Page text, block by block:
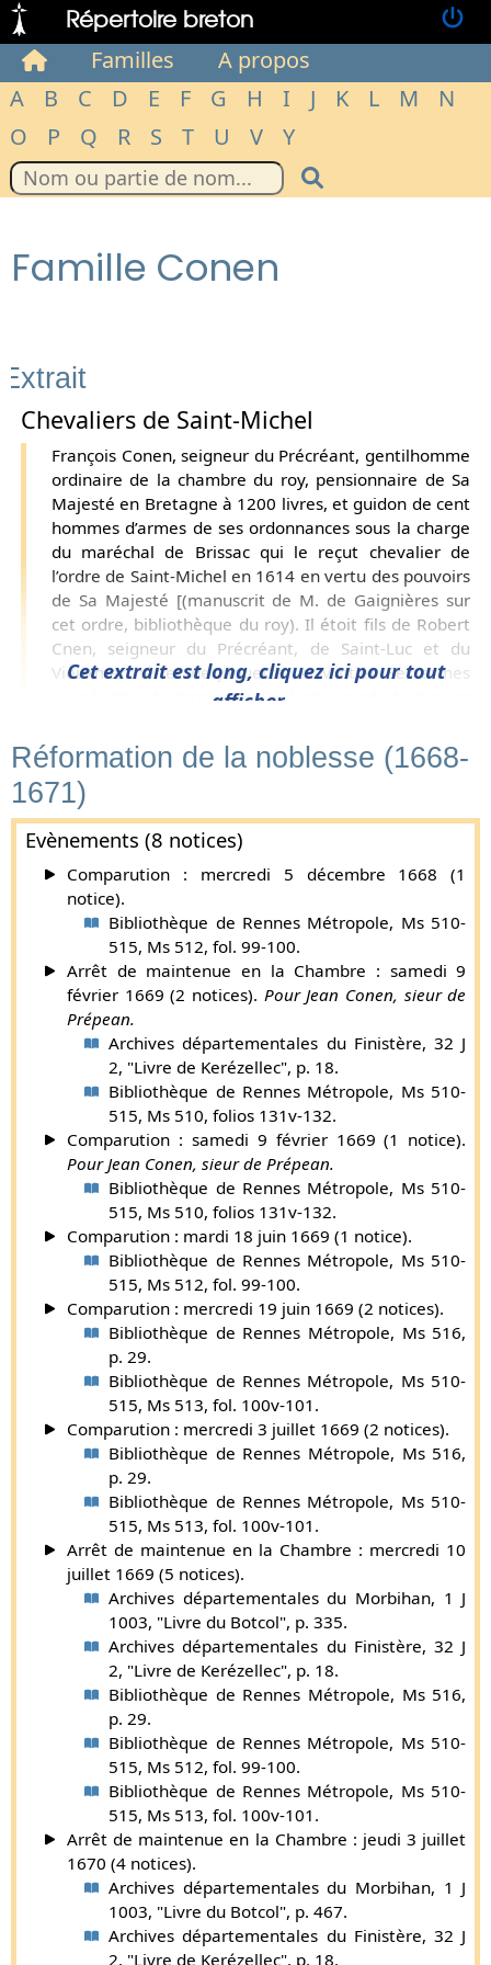
Répertoire breton
Familles
A propos
A
B C D E F G H I J K L M
N
O
P Q R S T U V Y
Famille Conen
Extrait
Chevaliers de Saint-Michel
François Conen, seigneur du Précréant, gentilhomme
ordinaire de la chambre du roy, pensionnaire de Sa
Majesté en Bretagne à 1200 livres, et guidon de cent
hommes d’armes de ses ordonnances sous la charge
du maréchal de Brissac qui le reçut chevalier de
l’ordre de Saint-Michel en 1614 en vertu des pouvoirs
de Sa Majesté [(manuscrit de M. de Gaignières sur
cet ordre, bibliothèque du roy). Il étoit fils de Robert
Cnen, seigneur du Précréant, de Saint-Luc et du
Vieuxmarché, et de Jaquette Le Mintier. Ses armes
coupé d’or et d’argent à un lyon coupé de l’un en
François Conen reçut le collier de Saint-Michel le 15
janvier 1615. Le fonds des Blancs-Manteaux qui contient
les actes relatifs à son entrée dans l’Ordre, renferme
également un certain nombre de pièces qui se rapportent
à lui et à son fils (Fr 22,343, folio 1 à 27). Il avait en 1591 la
garde de la 1recompagnie de la garnison de Guingamp. Il
commanda en la même année l’infanterie tout entière de
cette garnison à la bataille qui fut livrée contre Saint-
Laurens, pour l’obliger à lever le siège de Cesson. « Il y
acquit bien de l’honneur et y fut blessé » (Jean du Matz). Il
reçut en 1598 l’ordre de démolir cette même tour de
Cesson. Le 1
de 1200 livres. Il avait épousé Anne Botherel, fille de Jean
et de Jeanne Ferron ; et ne vivait plus en 1623, date à
laquelle sa femme est tutrice de ses enfants.
Supplément par Gaston de Carné (
Toussaint Conen, seigneur de Précréant et du
Vieuxmarché, grand prévôt de la province de
Bretagne, est qualifiéchevalier de l’ordre du roy dans
un acte du 8 décembre 1652 [énoncé dans un titre
original du 15 novembre 1671. Il étoit fils de François
Conen, seigneur du Précréant, chevalier de l’ordre du
roy, et d’Anne Botherel. Ses armes comme cy
devant.].
Toussaint Conen épousa le 17 février 1631 Barbe Le
Cardinal de Kernier, fille de Lancelot et de Jeanne
Laurence, dame de Kerglas. En 1638 il commandait une
compagnie de mousquetaires à cheval. Il fut nommé
prévôt des maréchaux de Bretagne le 9 décembre 1639, à
la résignation de René Busnel, seigneur des Touches. Il
reçut en 1648 et 1633 plusieurs gratifications des États de
Bretagne. Il avait perdu sa femme en 1649 et vivait encore
en 1671.
Extrait deRecueil historique de l'Ordre de Saint-
Michel, par Jean-François d’Hozier.
Cet extrait est long, cliquez ici pour tout
afficher...
Réformation de la noblesse (1668-
1671)
Evènements (8 notices)
Comparution : mercredi 5 décembre 1668 (1
notice).
Bibliothèque de Rennes Métropole, Ms 510-
515, Ms 512, fol. 99-100.
Arrêt de maintenue en la Chambre : samedi 9
février 1669 (2 notices). Pour Jean Conen, sieur de
Prépean.
Archives départementales du Finistère, 32 J
2, "Livre de Kerézellec", p. 18.
Bibliothèque de Rennes Métropole, Ms 510-
515, Ms 510, folios 131v-132.
Comparution : samedi 9 février 1669 (1 notice).
Pour Jean Conen, sieur de Prépean.
Bibliothèque de Rennes Métropole, Ms 510-
515, Ms 510, folios 131v-132.
Comparution : mardi 18 juin 1669 (1 notice).
Bibliothèque de Rennes Métropole, Ms 510-
515, Ms 512, fol. 99-100.
Comparution : mercredi 19 juin 1669 (2 notices).
Bibliothèque de Rennes Métropole, Ms 516,
p. 29.
Bibliothèque de Rennes Métropole, Ms 510-
515, Ms 513, fol. 100v-101.
Comparution : mercredi 3 juillet 1669 (2 notices).
Bibliothèque de Rennes Métropole, Ms 516,
p. 29.
Bibliothèque de Rennes Métropole, Ms 510-
515, Ms 513, fol. 100v-101.
Arrêt de maintenue en la Chambre : mercredi 10
juillet 1669 (5 notices).
Archives départementales du Morbihan, 1 J
1003, "Livre du Botcol", p. 335.
Archives départementales du Finistère, 32 J
2, "Livre de Kerézellec", p. 18.
Bibliothèque de Rennes Métropole, Ms 516,
p. 29.
Bibliothèque de Rennes Métropole, Ms 510-
515, Ms 512, fol. 99-100.
Bibliothèque de Rennes Métropole, Ms 510-
515, Ms 513, fol. 100v-101.
Arrêt de maintenue en la Chambre : jeudi 3 juillet
1670 (4 notices).
Archives départementales du Morbihan, 1 J
1003, "Livre du Botcol", p. 467.
Archives départementales du Finistère, 32 J
2, "Livre de Kerézellec", p. 18.